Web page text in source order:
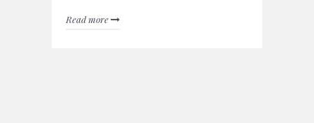
Read more